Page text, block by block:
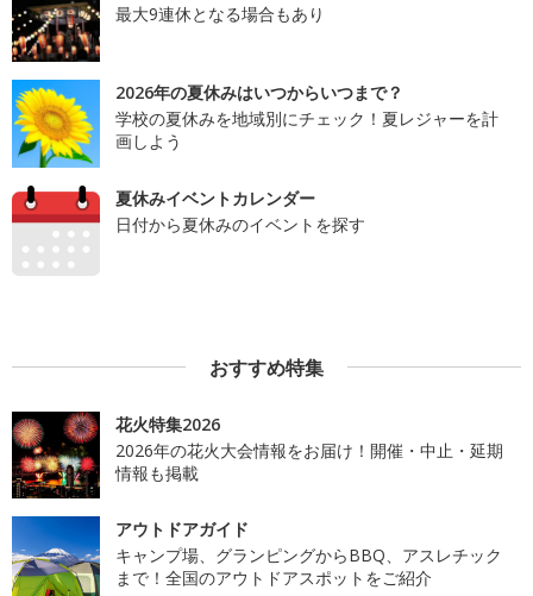
最大9連休となる場合もあり
2026年の夏休みはいつからいつまで？
学校の夏休みを地域別にチェック！夏レジャーを計
画しよう
夏休みイベントカレンダー
日付から夏休みのイベントを探す
おすすめ特集
花火特集2026
2026年の花火大会情報をお届け！開催・中止・延期
情報も掲載
アウトドアガイド
キャンプ場、グランピングからBBQ、アスレチック
まで！全国のアウトドアスポットをご紹介